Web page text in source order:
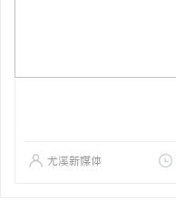
尤溪新媒体